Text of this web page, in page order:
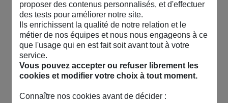
proposer des contenus personnalisés, et d'effectuer
des tests pour améliorer notre site.
Ils enrichissent la qualité de notre relation et le
métier de nos équipes et nous nous engageons à ce
que l'usage qui en est fait soit avant tout à votre
service.
Vous pouvez accepter ou refuser librement les
cookies et modifier votre choix à tout moment.
Connaître nos cookies avant de décider :